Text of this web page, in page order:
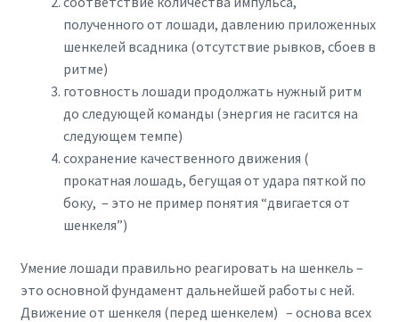
полученного от лошади, давлению приложенных
шенкелей всадника (отсутствие рывков, сбоев в
ритме)
готовность лошади продолжать нужный ритм
до следующей команды (энергия не гасится на
следующем темпе)
сохранение качественного движения (
прокатная лошадь, бегущая от удара пяткой по
боку, – это не пример понятия “двигается от
шенкеля”)
Умение лошади правильно реагировать на шенкель –
это основной фундамент дальнейшей работы с ней.
Движение от шенкеля (перед шенкелем) – основа всех